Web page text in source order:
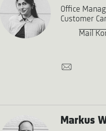
Office
Customer
Mail
Markus